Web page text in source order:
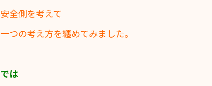
安全側を考えて
一つの考え方を纏めてみました。
では